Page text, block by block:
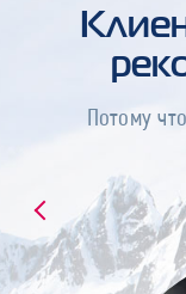
Потому